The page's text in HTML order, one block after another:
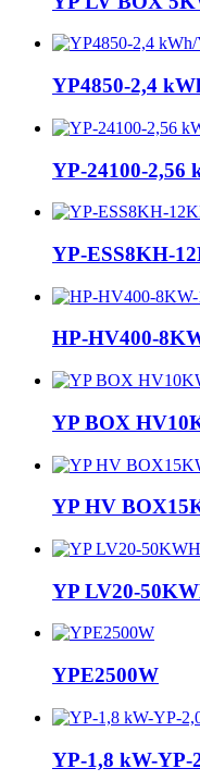
YP4850-2,4
YP-24100-2,56
YP-ESS8KH-
HP-HV400-
YP BOX
YP HV
YP LV20-
YPE2500W
YP-1,8 kW-YP-